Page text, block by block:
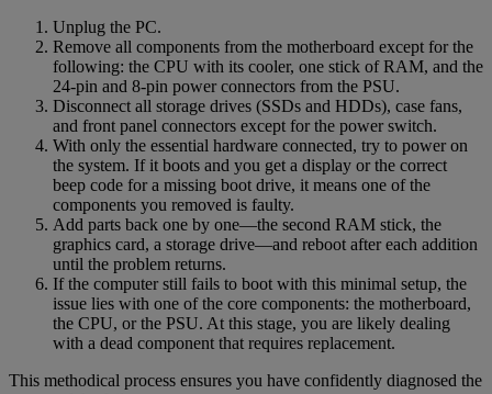
Unplug the PC.
Remove all components from the motherboard except for the
following: the CPU with its cooler, one stick of RAM, and the
24-pin and 8-pin power connectors from the PSU.
Disconnect all storage drives (SSDs and HDDs), case fans,
and front panel connectors except for the power switch.
With only the essential hardware connected, try to power on
the system. If it boots and you get a display or the correct
beep code for a missing boot drive, it means one of the
components you removed is faulty.
Add parts back one by one—the second RAM stick, the
graphics card, a storage drive—and reboot after each addition
until the problem returns.
If the computer still fails to boot with this minimal setup, the
issue lies with one of the core components: the motherboard,
the CPU, or the PSU. At this stage, you are likely dealing
with a dead component that requires replacement.
This methodical process ensures you have confidently diagnosed the